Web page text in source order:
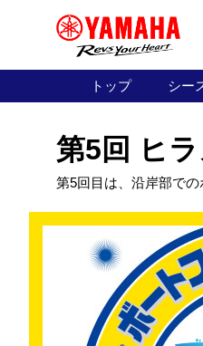
トップ シー
第5回 ヒラ
第5回目は、沿岸部で